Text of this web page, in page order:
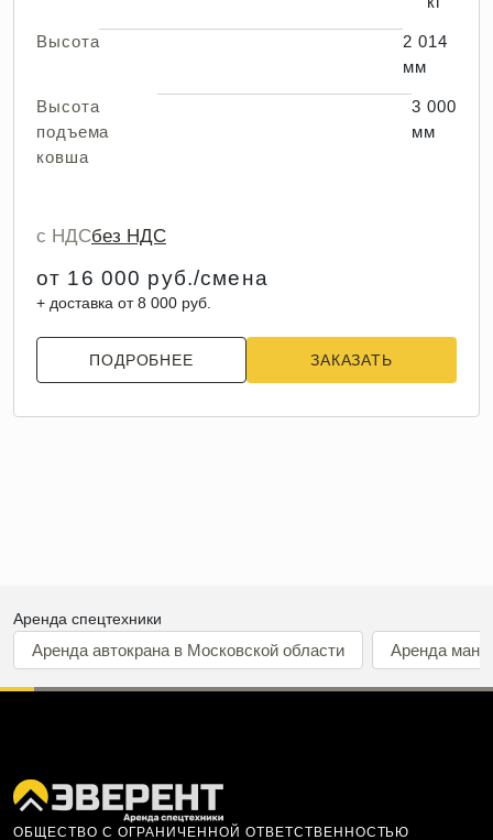
Высота
2 014
мм
Высота
подъема
ковша
3 000
мм
с НДСбез НДС
от 16 000 руб./смена
+ доставка от 8 000 руб.
ПОДРОБНЕЕ ЗАКАЗАТЬ
Аренда спецтехники
Аренда автокрана в Московской области Аренда
ОБЩЕСТВО С ОГРАНИЧЕННОЙ ОТВЕТСТВЕННОСТЬЮ